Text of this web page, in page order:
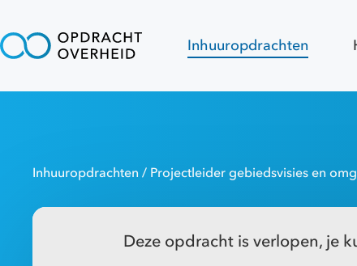
Inhuuropdrachten
Inhuuropdrachten / Projectleider gebiedsvisies en
Deze opdracht is verlopen, je